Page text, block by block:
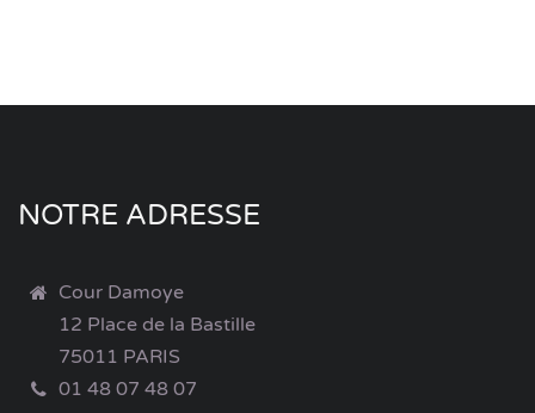
NOTRE ADRESSE
Cour Damoye
12 Place de la Bastille
75011 PARIS
01 48 07 48 07